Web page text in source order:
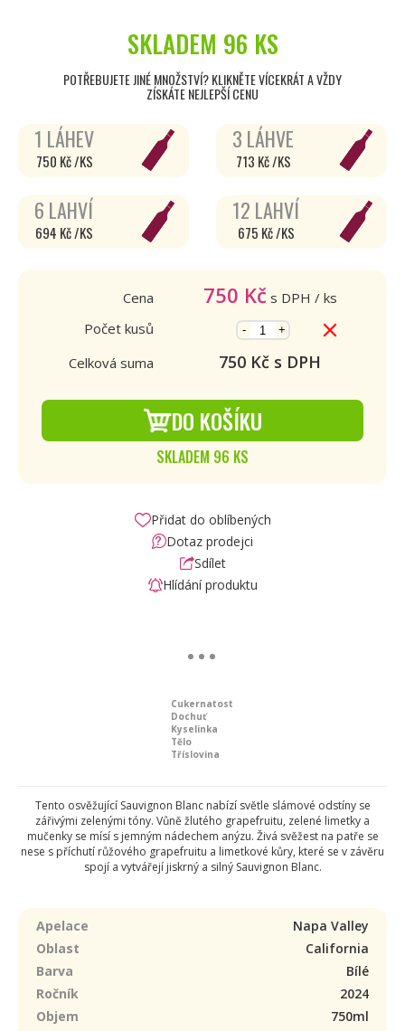
SKLADEM 96 KS
POTŘEBUJETE JINÉ MNOŽSTVÍ? KLIKNĚTE VÍCEKRÁT A VŽDY
ZÍSKÁTE NEJLEPŠÍ CENU
1 LÁHEV
750 Kč /KS
3 LÁHVE
713 Kč /KS
6 LAHVÍ
694 Kč /KS
12 LAHVÍ
675 Kč /KS
Cena 750 Kč s DPH / ks
Počet kusů
- +
Celková suma 750 Kč s DPH
DO KOŠÍKU
SKLADEM 96 KS
Přidat do oblíbených
Dotaz prodejci
Sdílet
Hlídání produktu
Cukernatost
Dochuť
Kyselinka
Tělo
Tříslovina
Tento osvěžující Sauvignon Blanc nabízí světle slámové odstíny se
zářivými zelenými tóny. Vůně žlutého grapefruitu, zelené limetky a
mučenky se mísí s jemným nádechem anýzu. Živá svěžest na patře se
nese s příchutí růžového grapefruitu a limetkové kůry, které se v závěru
spojí a vytvářejí jiskrný a silný Sauvignon Blanc.
Apelace
Napa Valley
Oblast
California
Barva
Bílé
Ročník
2024
Objem
750ml